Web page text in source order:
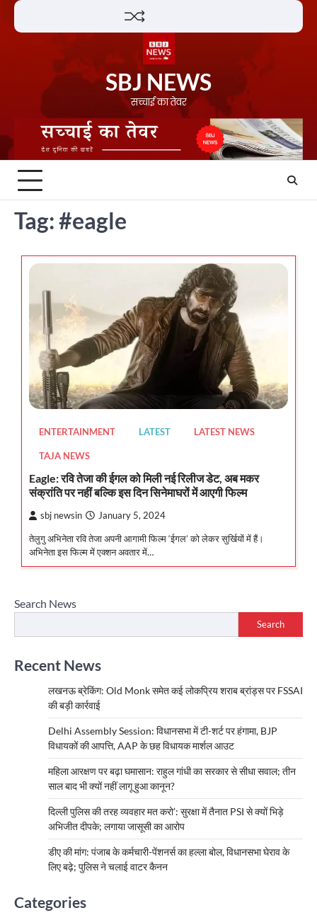
Skip
SBJ NEWS
सच्चाई का तेवर
Tag:#eagle
ENTERTAINMENT LATEST LATEST NEWS
TAJA NEWS
Eagle: रवि तेजा की ईगल को मिली नई रिलीज डेट, अब मकर
संक्रांति पर नहीं बल्कि इस दिन सिनेमाघरों में आएगी फिल्म
sbj newsin January 5, 2024
तेलुगु अभिनेता रवि तेजा अपनी आगामी फिल्म ‘ईगल’ को लेकर सुर्खियों में हैं।
अभिनेता इस फिल्म में एक्शन अवतार में…
Search News
Search
Recent News
लखनऊ ब्रेकिंग: Old Monk समेत कई लोकप्रिय शराब ब्रांड्स पर FSSAI
की बड़ी कार्रवाई
Delhi Assembly Session: विधानसभा में टी-शर्ट पर हंगामा, BJP
विधायकों की आपत्ति, AAP के छह विधायक मार्शल आउट
महिला आरक्षण पर बढ़ा घमासान: राहुल गांधी का सरकार से सीधा सवाल; तीन
साल बाद भी क्यों नहीं लागू हुआ कानून?
दिल्ली पुलिस की तरह व्यवहार मत करो’: सुरक्षा में तैनात PSI से क्यों भिड़े
अभिजीत दीपके; लगाया जासूसी का आरोप
डीए की मांग: पंजाब के कर्मचारी-पेंशनर्स का हल्ला बोल, विधानसभा घेराव के
लिए बढ़े; पुलिस ने चलाई वाटर कैनन
Categories